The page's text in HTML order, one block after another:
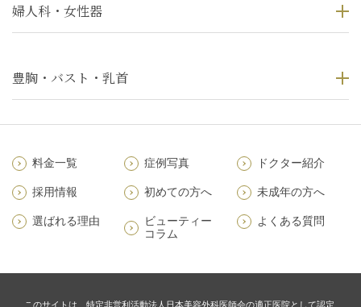
婦人科・女性器
豊胸・バスト・乳首
料金一覧 症例写真 ドクター紹介
採用情報 初めての方へ 未成年の方へ
選ばれる理由
ビューティー
コラム
よくある質問
このサイトは、特定非営利活動法人日本美容外科医師会の適正医院として認定